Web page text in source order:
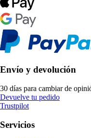
Envío y devolución
30 días para cambiar de
Devuelve tu pedido
Trustpilot
Servicios